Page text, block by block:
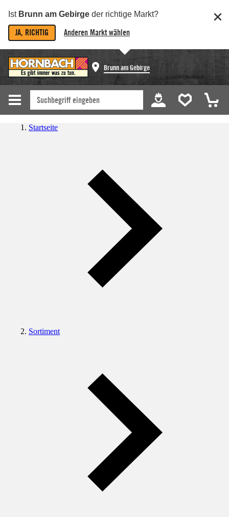
Ist Brunn am Gebirge der richtige Markt?
JA, RICHTIG Anderen Markt wählen
Brunn am Gebirge
Startseite
Sortiment